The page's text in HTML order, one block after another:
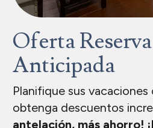
Oferta Reserva
Anticipada
Planifique sus
obtenga descuentos
antelación, más ahorro!